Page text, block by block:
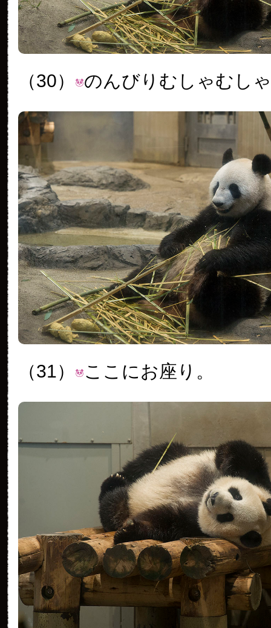
（30） のんびりむしゃむしゃ
（31） ここにお座り。